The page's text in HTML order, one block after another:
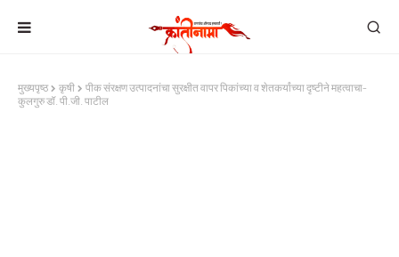
मुख्यपृष्ठ कृषी
पीक संरक्षण उत्पादनांचा सुरक्षीत वापर पिकांच्या व शेतकर्यांच्या दृष्टीने महत्वाचा-
कुलगुरु डॉ. पी.जी. पाटील